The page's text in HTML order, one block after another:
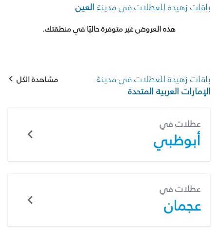
باقات زهيدة للعطلات في مدينة العين
هذه العروض غير متوفرة حاليًا في منطقتك.
باقات زهيدة للعطلات في مدينة
الإمارات العربية المتحدة
مشاهدة الكل
عطلات في
أبوظبي
عطلات في
عجمان